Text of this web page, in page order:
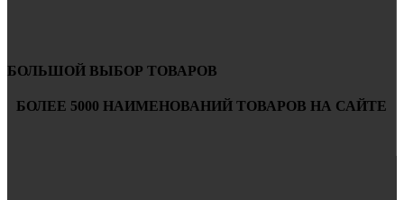
БОЛЬШОЙ ВЫБОР ТОВАРОВ
БОЛЕЕ 5000 НАИМЕНОВАНИЙ ТОВАРОВ НА САЙТЕ